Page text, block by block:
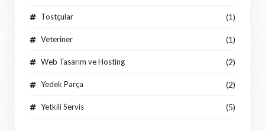
Tostçular (1)
Veteriner (1)
Web Tasarım ve Hosting (2)
Yedek Parça (2)
Yetkili Servis (5)